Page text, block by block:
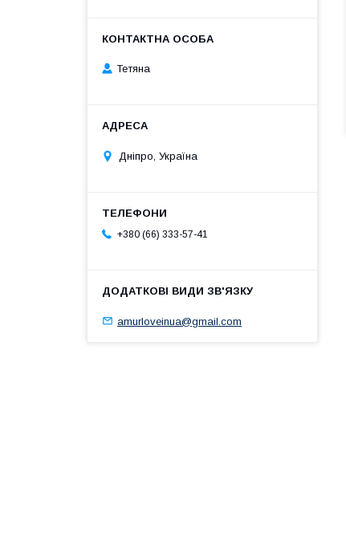
Тетяна
Дніпро, Україна
+380 (66) 333-57-41
amurloveinua@gmail.com